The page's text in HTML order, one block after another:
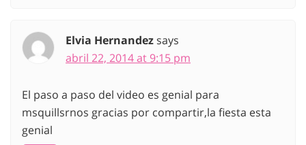
Elvia Hernandezsays
abril 22, 2014 at 9:15 pm
El paso a paso del video es genial para
msquillsrnos gracias por compartir,la fiesta esta
genial